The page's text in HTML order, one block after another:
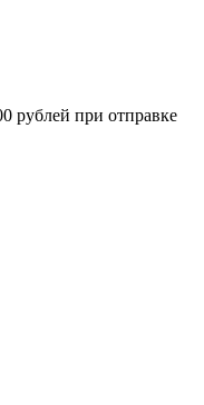
рублей при отправке